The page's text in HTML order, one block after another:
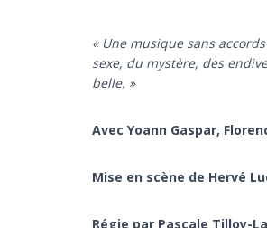
« Une musique sans
sexe, du mystère, des
belle. »
Avec Yoann Gaspar,
Mise en scène de Hervé
Régie par Pascale Tilloy-